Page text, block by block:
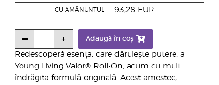
Redescoperă esența, care dăruiește putere, a
Young Living Valor® Roll-On, acum cu mult
îndrăgita formulă originală. Acest amestec,
CU AMĂNUNTUL 93,28 EUR
Adaugă în coș